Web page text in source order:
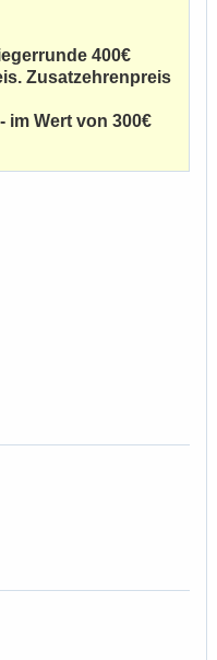
400€
Zusatzehrenpreis
im Wert von 300€